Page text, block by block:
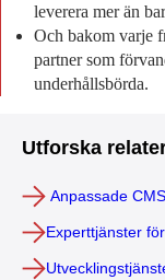
leverera mer än
Och bakom varje
partner som
underhållsbörda.
Utforska
Anpassade
Experttjänster